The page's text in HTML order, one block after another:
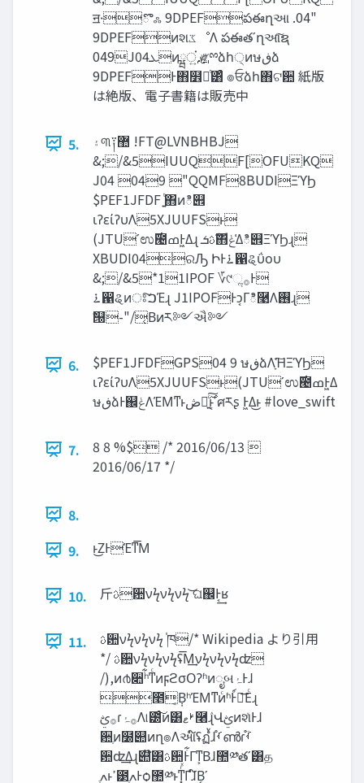
ॻ੶ొஃ 9DPEFపఈղઆ .04"
9DPEFͷશ‫ػ‬ೳΛ పఈతʹղઆͨ͠ຊ
049J04‫ܥ‬ͷྺ࢙ਂ͍ ༗ྉձһ੍ͷษ‫ڧ‬ձ
9DPEFͰ΋໾ཱͭ͸ͣ ๏ਓձһ΋ଟ਺ 紙版
は絶版、電⼦書籍は販売中
5.
‫۽‬୩༑޺ !FT@LVNBHBJ
&;/&5IUUQF[OFUKQ
J04 049 "QQMF8BUDIΞϓϦ
$PEF1JFDF ͍ͭ΋ͷి୎
ιʔείʔυΛ5XJUUFSͱ
(JTUʹಉ࣌౤ߘͰ͖Δɻ ‫ࣜࢉܭ‬΋‫͑ݟ‬Δి୎ΞϓϦɻ
XBUDI04ରԠ ԻͰ࠶഑ୡΰου
&;/&5*11IPOF ؆୯ૢ࡞Ͱ
࠶഑ୡͷਃ͠ࠐΈɻ J1IPOFͰͻ͔Γి࿩Λ࢖͏ɻ
ࣗ୐-"/͔Βͷར༻ઐ༻
6.
$PEF1JFDFGPS04 9 ษ‫ڧ‬ձΛָ͠ΉΞϓϦ
ιʔείʔυΛ5XJUUFSͱ(JTUʹಉ࣌౤ߘͰ͖Δ
ษ‫ڧ‬ձͰ஌‫ݟ‬ΛΈΜͳͱ‫ڞ‬༗͍ͨ࣌͠ͱ͔ʹศརʂ Ͱ͖Δ͜ͱ #love_swift
7.
8 8 %$ /* 2016/06/13 
2016/06/17 */
8.
9.
ͱ͜ΖͰΈͳ͞Μ
10. ⽄ࢉ਺νϟνϟνϟ ͝ଘ஌Ͱ͔͢ʁ
11.
ࢉ਺νϟνϟνϟ ֓ཁ/* Wikipedia より引用
*/ ࢉ਺νϟνϟνϟʢ͞Μ͢͏νϟνϟνϟʣ
/),ͷ൪૊ʰ͋ͳͨͷϝϩσΟʔʱͷೖબ‫Ͱۂ‬ɺ
೥݄͔ΒʰΈΜͳͷ͏ͨʱͰ์ૹ͞Εͨɻ
࡞ࢺɾ࡞‫ۂ‬Λ୲౰ͨ͠ͷ͸ࢁ‫ޱ‬࿨ٛɻՎࢺͷશͯͰɺ
਺ֶͷ໰୊ͷղ๏Λઆ໌ʢฏํࠜɺࡾ֯ൺɾࡾ֯ؔ
਺ʣ͢Δɻ୊໊͸ࢉ਺Ͱ͋Γͳ͕Βɺ಺༰తʹ͸த